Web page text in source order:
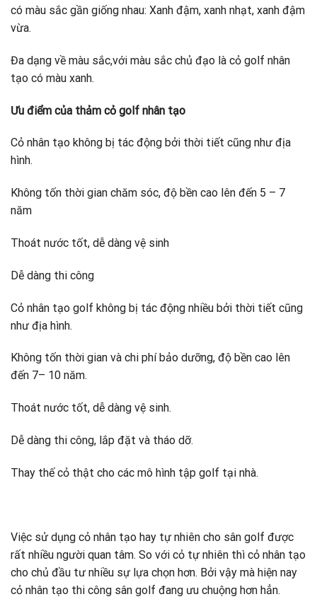
có màu sắc gần giống nhau: Xanh đậm, xanh nhạt, xanh đậm
vừa.
Đa dạng về màu sắc,với màu sắc chủ đạo là cỏ golf nhân
tạo có màu xanh.
Ưu điểm của thảm cỏ golf nhân tạo
Cỏ nhân tạo không bị tác động bởi thời tiết cũng như địa
hình.
Không tốn thời gian chăm sóc, độ bền cao lên đến 5 – 7
năm
Thoát nước tốt, dễ dàng vệ sinh
Dễ dàng thi công
Cỏ nhân tạo golf không bị tác động nhiều bởi thời tiết cũng
như địa hình.
Không tốn thời gian và chi phí bảo dưỡng, độ bền cao lên
đến 7– 10 năm.
Thoát nước tốt, dễ dàng vệ sinh.
Dễ dàng thi công, lắp đặt và tháo dỡ.
Thay thế cỏ thật cho các mô hình tập golf tại nhà.
Việc sử dụng cỏ nhân tạo hay tự nhiên cho sân golf được
rất nhiều người quan tâm. So với cỏ tự nhiên thì cỏ nhân tạo
cho chủ đầu tư nhiều sự lựa chọn hơn. Bởi vậy mà hiện nay
cỏ nhân tạo thi công sân golf đang ưu chuộng hơn hẳn.